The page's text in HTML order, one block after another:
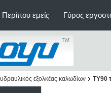
Περίπου εμείς Γύρος
υδραυλικός εξολκέας καλωδίων TY90